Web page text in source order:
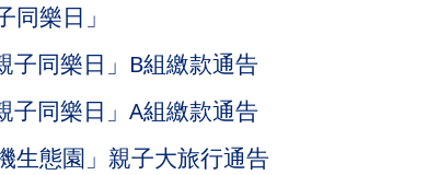
樂日」
子同樂日」B組繳款通告
子同樂日」A組繳款通告
生態園」親子大旅行通告